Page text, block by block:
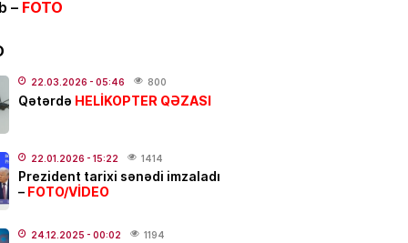
başlayır –
rejissor Çimnaz
məzarından video
- 10:33
yaşayanların DİQQƏTİNƏ!
– FOTO
22.03.2026 - 05:46 800
Qətərdə HELİKOPTER QƏZASI
22.01.2026 - 15:22 1414
Prezident tarixi sənədi imzaladı
– FOTO/VİDEO
24.12.2025 - 00:02 1194